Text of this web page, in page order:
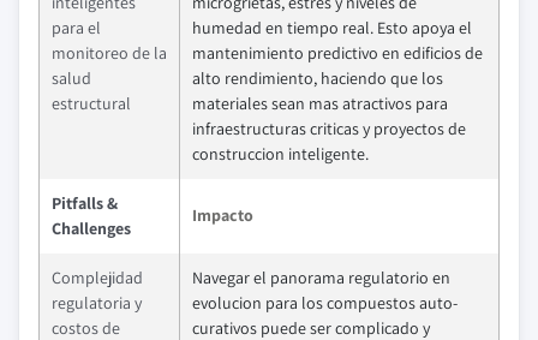
para el
monitoreo de la
salud
estructural
humedad en tiempo real. Esto apoya el
mantenimiento predictivo en edificios de
alto rendimiento, haciendo que los
materiales sean mas atractivos para
infraestructuras criticas y proyectos de
construccion inteligente.
Pitfalls &
Challenges
Impacto
Complejidad
regulatoria y
costos de
Navegar el panorama regulatorio en
evolucion para los compuestos auto-
curativos puede ser complicado y